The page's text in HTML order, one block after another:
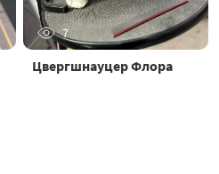
7
Цвергшнауцер Флора